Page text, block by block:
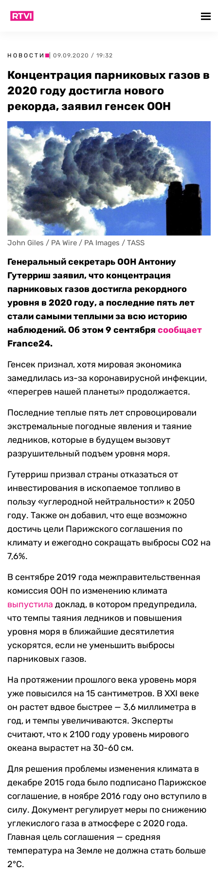
НОВОСТИ | 09.09.2020 / 19:32
Концентрация парниковых газов в
2020 году достигла нового
рекорда, заявил генсек ООН
John Giles / PA Wire / PA Images / TASS
Генеральный секретарь ООН Антониу
Гутерриш заявил, что концентрация
парниковых газов достигла рекордного
уровня в 2020 году, а последние пять лет
стали самыми теплыми за всю историю
наблюдений. Об этом 9 сентября сообщает
France24.
Генсек признал, хотя мировая экономика
замедлилась из-за коронавирусной инфекции,
«перегрев нашей планеты» продолжается.
Последние теплые пять лет спровоцировали
экстремальные погодные явления и таяние
ледников, которые в будущем вызовут
разрушительный подъем уровня моря.
Гутерриш призвал страны отказаться от
инвестирования в ископаемое топливо в
пользу «углеродной нейтральности» к 2050
году. Также он добавил, что еще возможно
достичь цели Парижского соглашения по
климату и ежегодно сокращать выбросы CO2 на
7,6%.
В сентябре 2019 года межправительственная
комиссия ООН по изменению климата
выпустила доклад, в котором предупредила,
что темпы таяния ледников и повышения
уровня моря в ближайшие десятилетия
ускорятся, если не уменьшить выбросы
парниковых газов.
На протяжении прошлого века уровень моря
уже повысился на 15 сантиметров. В XXI веке
он растет вдвое быстрее — 3,6 миллиметра в
год, и темпы увеличиваются. Эксперты
считают, что к 2100 году уровень мирового
океана вырастет на 30-60 см.
Для решения проблемы изменения климата в
декабре 2015 года было подписано Парижское
соглашение, в ноябре 2016 году оно вступило в
силу. Документ регулирует меры по снижению
углекислого газа в атмосфере с 2020 года.
Главная цель соглашения — средняя
температура на Земле не должна стать больше
2°C.